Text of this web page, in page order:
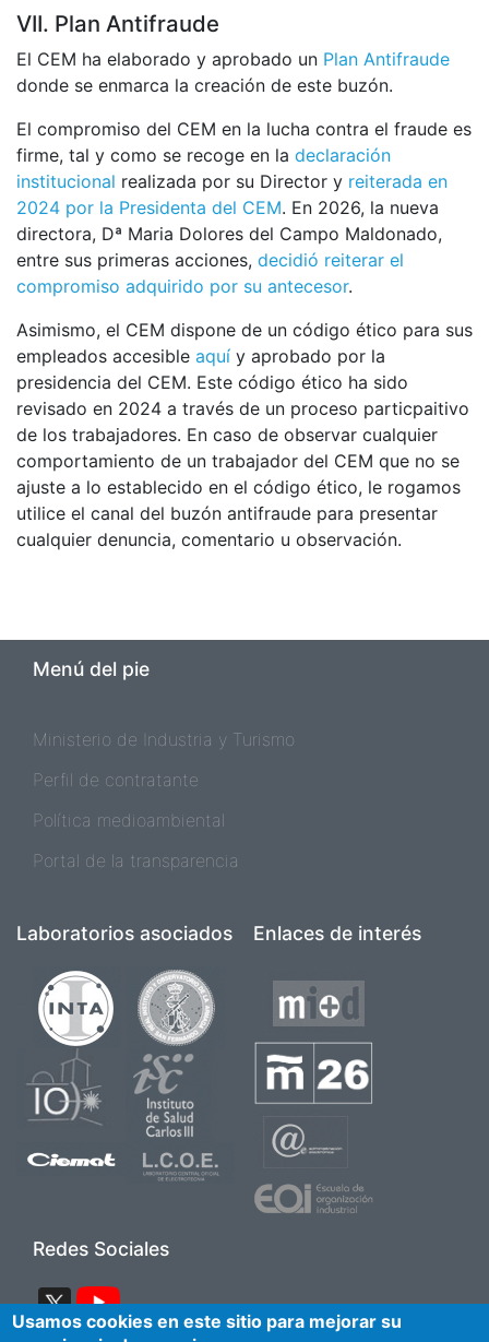
VII. Plan Antifraude
El CEM ha elaborado y aprobado un Plan Antifraude
donde se enmarca la creación de este buzón.
El compromiso del CEM en la lucha contra el fraude es
firme, tal y como se recoge en la declaración
institucional realizada por su Director y reiterada en
2024 por la Presidenta del CEM. En 2026, la nueva
directora, Dª Maria Dolores del Campo Maldonado,
entre sus primeras acciones, decidió reiterar el
compromiso adquirido por su antecesor.
Asimismo, el CEM dispone de un código ético para sus
empleados accesible aquí y aprobado por la
presidencia del CEM. Este código ético ha sido
revisado en 2024 a través de un proceso particpaitivo
de los trabajadores. En caso de observar cualquier
comportamiento de un trabajador del CEM que no se
ajuste a lo establecido en el código ético, le rogamos
utilice el canal del buzón antifraude para presentar
cualquier denuncia, comentario u observación.
Menú del pie
Ministerio de Industria y Turismo
Perfil de contratante
Política medioambiental
Portal de la transparencia
Laboratorios asociados
Imagen Imagen
Imagen Imagen
Imagen Imagen
Enlaces de interés
Imagen
Imagen
Imagen
Imagen
Redes Sociales
ImagenImagen
Usamos cookies en este sitio para mejorar su